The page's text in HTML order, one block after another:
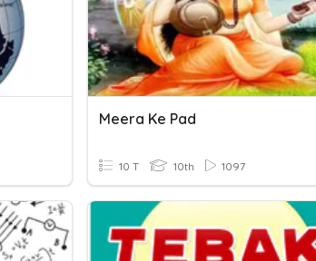
Meera Ke Pad
10 T 10th 1097